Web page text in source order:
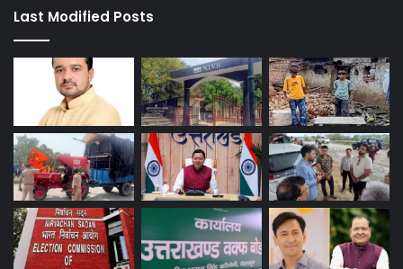
Last Modified Posts